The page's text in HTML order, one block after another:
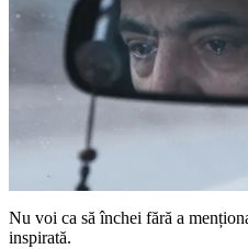
Nu voi ca să închei fără a
inspirată.